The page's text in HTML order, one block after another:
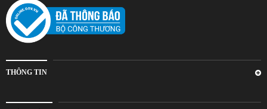
THÔNG TIN